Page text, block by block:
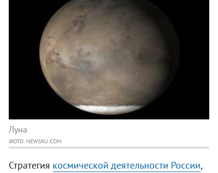
Луна
ФОТО: NEWSRU.COM
Стратегия космической деятельности России,